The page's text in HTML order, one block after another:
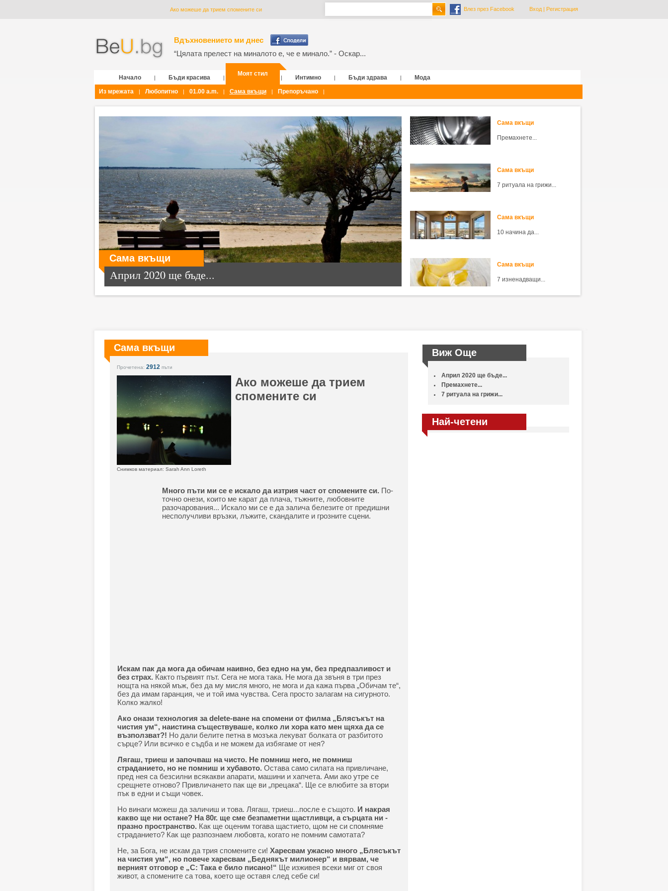
Ако можеше да трием спомените си Влез през Facebook Вход| Регистрация
Вдъхновението ми днес
“Цялата прелест на миналото е, че е минало.” - Оскар...
Начало | Бъди красива |
Моят стил
| Интимно | Бъди здрава |
Мода
Из мрежата
| Любопитно | 01.00 a.m. | Сама вкъщи | Препоръчано |
Сама вкъщи
Април 2020 ще бъде...
Сама вкъщи
Премахнете...
Сама вкъщи
7 ритуала на грижи...
Сама вкъщи
10 начина да...
Сама вкъщи
7 изненадващи...
Сама вкъщи
Прочетена: 2912 пъти
Ако можеше да трием
спомените си
Снимков материал: Sarah Ann Loreth
Много пъти ми се е искало да изтрия част от спомените си.По-
точно онези, които ме карат да плача, тъжните, любовните
разочарования... Искало ми се е да залича белезите от предишни
несполучливи връзки, лъжите, скандалите и грозните сцени.
Искам пак да мога да обичам наивно, без едно на ум, без предпазливост и
без страх. Както първият път. Сега не мога така. Не мога да звъня в три през
нощта на някой мъж, без да му мисля много, не мога и да кажа първа „Обичам те“,
без да имам гаранция, че и той има чувства. Сега просто залагам на сигурното.
Колко жалко!
Ако онази технология за delete-ване на спомени от филма „Блясъкът на
чистия ум“, наистина съществуваше, колко ли хора като мен щяха да се
възползват?! Но дали белите петна в мозъка лекуват болката от разбитото
сърце? Или всичко е съдба и не можем да избягаме от нея?
Лягаш, триеш и започваш на чисто. Не помниш него, не помниш
страданието, но не помниш и хубавото.Остава само силата на привличане,
пред нея са безсилни всякакви апарати, машини и хапчета. Ами ако утре се
срещнете отново? Привличането пак ще ви „прецака“. Ще се влюбите за втори
пък в едни и същи човек.
Но винаги можеш да заличиш и това. Лягаш, триеш...после е същото. И накрая
какво ще ни остане? На 80г. ще сме безпаметни щастливци, а сърцата ни -
празно пространство. Как ще оценим тогава щастието, щом не си спомняме
страданието? Как ще разпознаем любовта, когато не помним самотата?
Не, за Бога, не искам да трия спомените си! Харесвам ужасно много „Блясъкът
на чистия ум“, но повече харесвам „Беднякът милионер“ и вярвам, че
верният отговор е „С: Така е било писано!“ Ще изживея всеки миг от своя
живот, а спомените са това, което ще оставя след себе си!
Виж Още
Април 2020 ще бъде...
Премахнете...
7 ритуала на грижи...
Най-четени